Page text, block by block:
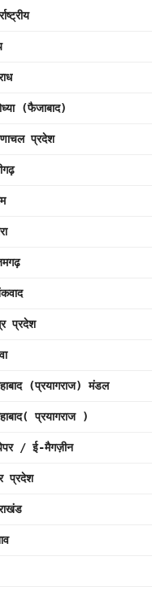
(फैजाबाद)
प्रदेश
प्रदेश
(प्रयागराज) मंडल
प्रयागराज )
/ ई-मैगज़ीन
प्रदेश